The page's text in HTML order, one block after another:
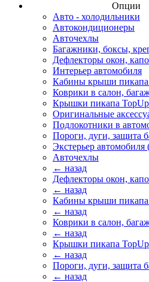
Опции
Авто - холодильники
Автокондиционеры
Авточехлы
Багажники, боксы,
Дефлекторы окон,
Интерьер автомобиля
Кабины крыши
Коврики в салон,
Крышки пикапа TopUp
Оригинальные
Подлокотники в
Пороги, дуги, защита
Экстерьер
Авточехлы
← назад
Дефлекторы окон,
← назад
Кабины крыши
← назад
Коврики в салон,
← назад
Крышки пикапа TopUp
← назад
Пороги, дуги, защита
← назад